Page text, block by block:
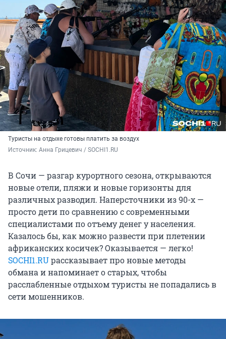
Туристы на отдыхе готовы платить за воздух
Источник: Анна Грицевич / SOCHI1.RU
В Сочи — разгар курортного сезона, открываются
новые отели, пляжи и новые горизонты для
различных разводил. Наперсточники из 90-х —
просто дети по сравнению с современными
специалистами по отъему денег у населения.
Казалось бы, как можно развести при плетении
африканских косичек? Оказывается — легко!
SOCHI1.RUрассказывает про новые методы
обмана и напоминает о старых, чтобы
расслабленные отдыхом туристы не попадались в
сети мошенников.